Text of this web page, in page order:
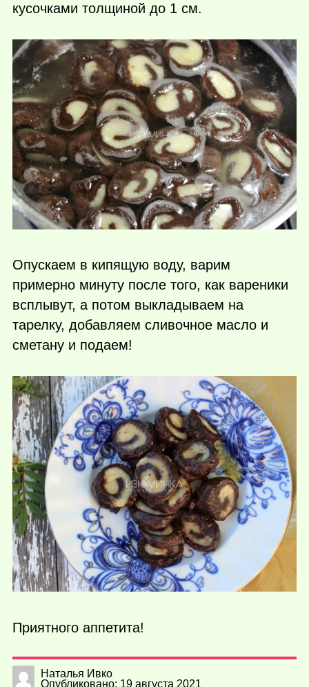
кусочками толщиной до 1 см.
Опускаем в кипящую воду, варим
примерно минуту после того, как вареники
всплывут, а потом выкладываем на
тарелку, добавляем сливочное масло и
сметану и подаем!
Приятного аппетита!
Наталья Ивко
Опубликовано: 19 августа 2021